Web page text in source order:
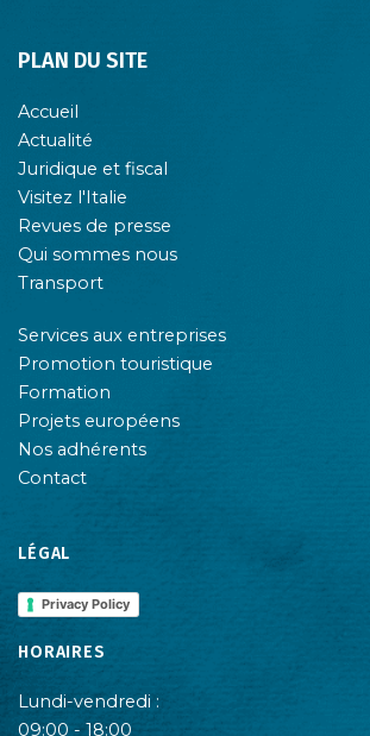
PLAN DU SITE
Accueil
Actualité
Juridique et fiscal
Visitez l'Italie
Revues de presse
Qui sommes nous
Transport
Services aux entreprises
Promotion touristique
Formation
Projets européens
Nos adhérents
Contact
LÉGAL
Privacy Policy
HORAIRES
Lundi-vendredi :
09:00 - 18:00